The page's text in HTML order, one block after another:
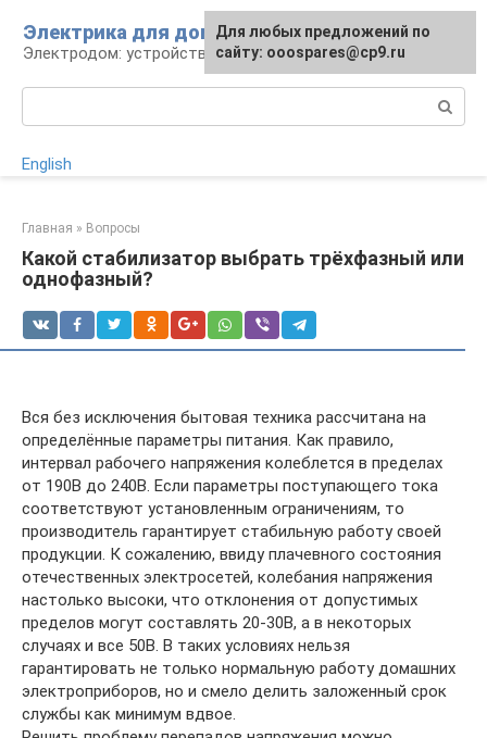
контенту
Электрика для дома
Электродом: устройства, кабели, ремонт
English
Главная » Вопросы
Какой стабилизатор выбрать трёхфазный или
однофазный?
Вся без исключения бытовая техника рассчитана на
определённые параметры питания. Как правило,
интервал рабочего напряжения колеблется в пределах
от 190В до 240В. Если параметры поступающего тока
соответствуют установленным ограничениям, то
производитель гарантирует стабильную работу своей
продукции. К сожалению, ввиду плачевного состояния
отечественных электросетей, колебания напряжения
настолько высоки, что отклонения от допустимых
пределов могут составлять 20-30В, а в некоторых
случаях и все 50В. В таких условиях нельзя
гарантировать не только нормальную работу домашних
электроприборов, но и смело делить заложенный срок
службы как минимум вдвое.
Для любых предложений по
сайту: ooospares@cp9.ru